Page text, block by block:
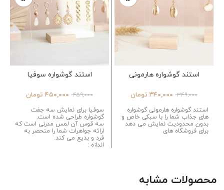
استند گوشواره هارمونی
۳۴۹,۰۰۰ ۳۴۰,۰۰۰ تومان
استند گوشواره هارمونی گوشواره
های جذاب شما را با سبکی خاص و
بدون محدودیت نمایش می دهد
برای فروشگاه های
استند گوشواره سوفیا
۴۵۹,۰۰۰ ۴۵۰,۰۰۰ تومان
سوفیا برای نمایش سه جفت
گوشواره طراحی شده است.
سه قوس آن لمس مدرنی است که
ارائه جواهرات شما را منحصر به
فرد و بدیع می کند.
اندازه :
محصولات مشابه